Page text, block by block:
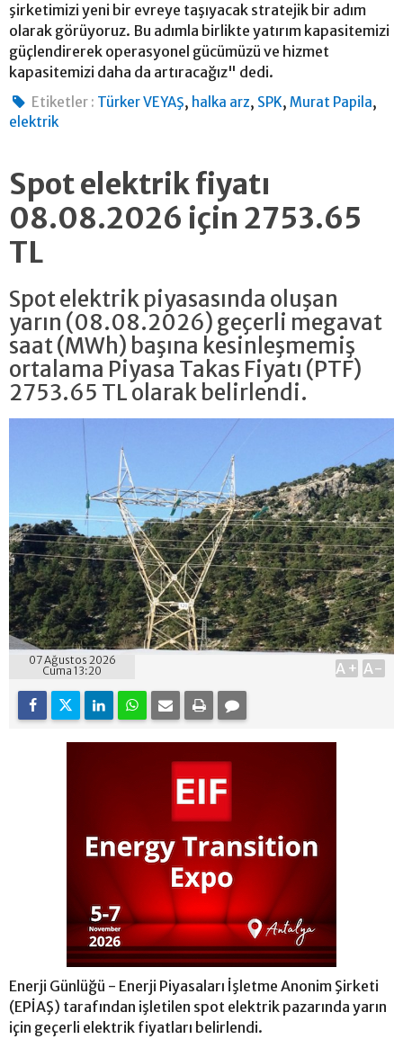
şirketimizi yeni bir evreye taşıyacak stratejik bir adım
olarak görüyoruz. Bu adımla birlikte yatırım kapasitemizi
güçlendirerek operasyonel gücümüzü ve hizmet
kapasitemizi daha da artıracağız" dedi.
Etiketler : Türker VEYAŞ, halka arz, SPK,Murat Papila,
elektrik
Spot elektrik fiyatı
08.08.2026 için 2753.65
TL
Spot elektrik piyasasında oluşan
yarın (08.08.2026) geçerli megavat
saat (MWh) başına kesinleşmemiş
ortalama Piyasa Takas Fiyatı (PTF)
2753.65 TL olarak belirlendi.
07 Ağustos 2026
Cuma 13:20
A+ A-
Enerji Günlüğü - Enerji Piyasaları İşletme Anonim Şirketi
(EPİAŞ) tarafından işletilen spot elektrik pazarında yarın
için geçerli elektrik fiyatları belirlendi.